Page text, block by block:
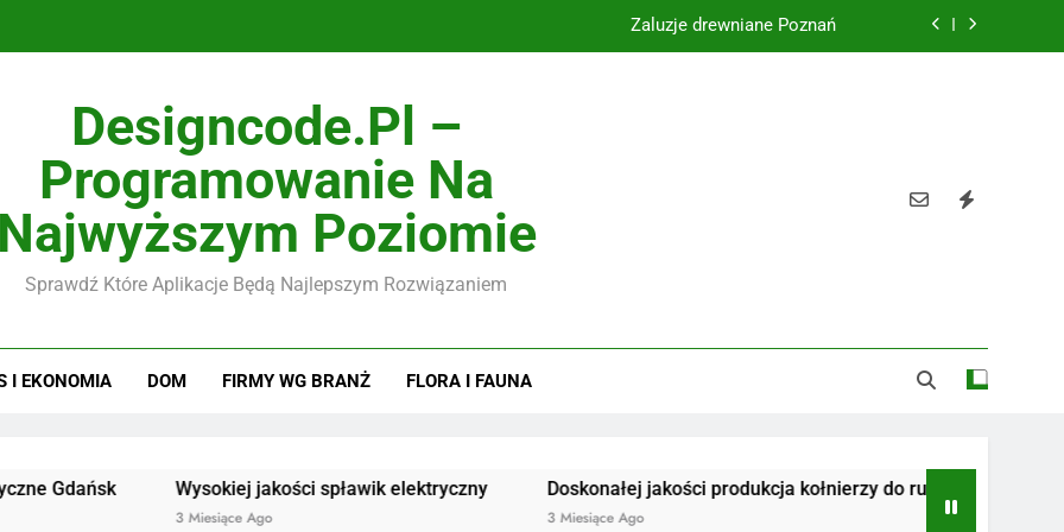
Żaluzje drewniane Poznań
Designcode.pl –
Programowanie Na
Najwyższym Poziomie
Sprawdź Które Aplikacje Będą Najlepszym Rozwiązaniem
I EKONOMIA DOM FIRMY WG BRANŻ FLORA I FAUNA
Wysokiej jakości spławik elektryczny
3 Miesiące Ago
Doskonałej jakości produkcja kołnierzy do rur
3 Miesiące Ago
Radiotelefony
3 Miesiące Ago